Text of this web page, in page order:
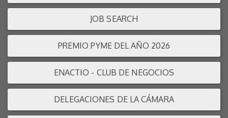
JOB SEARCH
PREMIO PYME DEL AÑO 2026
ENACTIO - CLUB DE NEGOCIOS
DELEGACIONES DE LA CÁMARA